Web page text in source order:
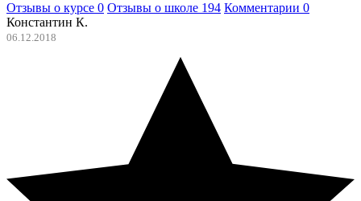
Отзывы о курсе 0 Отзывы о школе 194 Комментарии 0
Константин К.
06.12.2018